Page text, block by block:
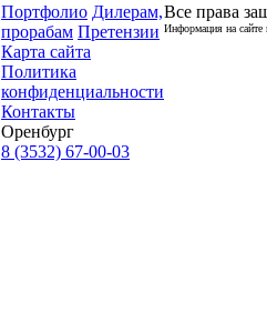
Портфолио Дилерам,
прорабам Претензии
Карта сайта
Политика
конфиденциальности
Контакты
Оренбург
8 (3532) 67-00-03
Все права
Информация на сайте